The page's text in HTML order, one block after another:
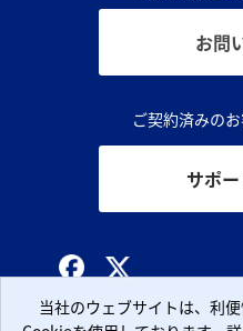
お問
ご契約済みの
サポ
© CLARA, Inc.
当社のウェブサイトは、利
当社のウェブサイトは、利